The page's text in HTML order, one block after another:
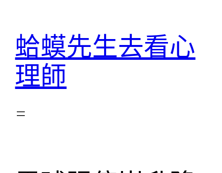
蛤蟆先生去看心
理師